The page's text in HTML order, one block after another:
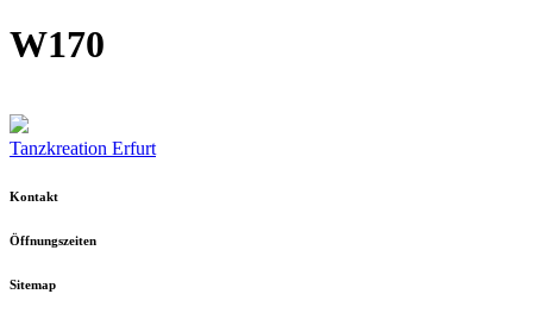
W170
Tanzkreation Erfurt
Kontakt
Öffnungszeiten
Sitemap